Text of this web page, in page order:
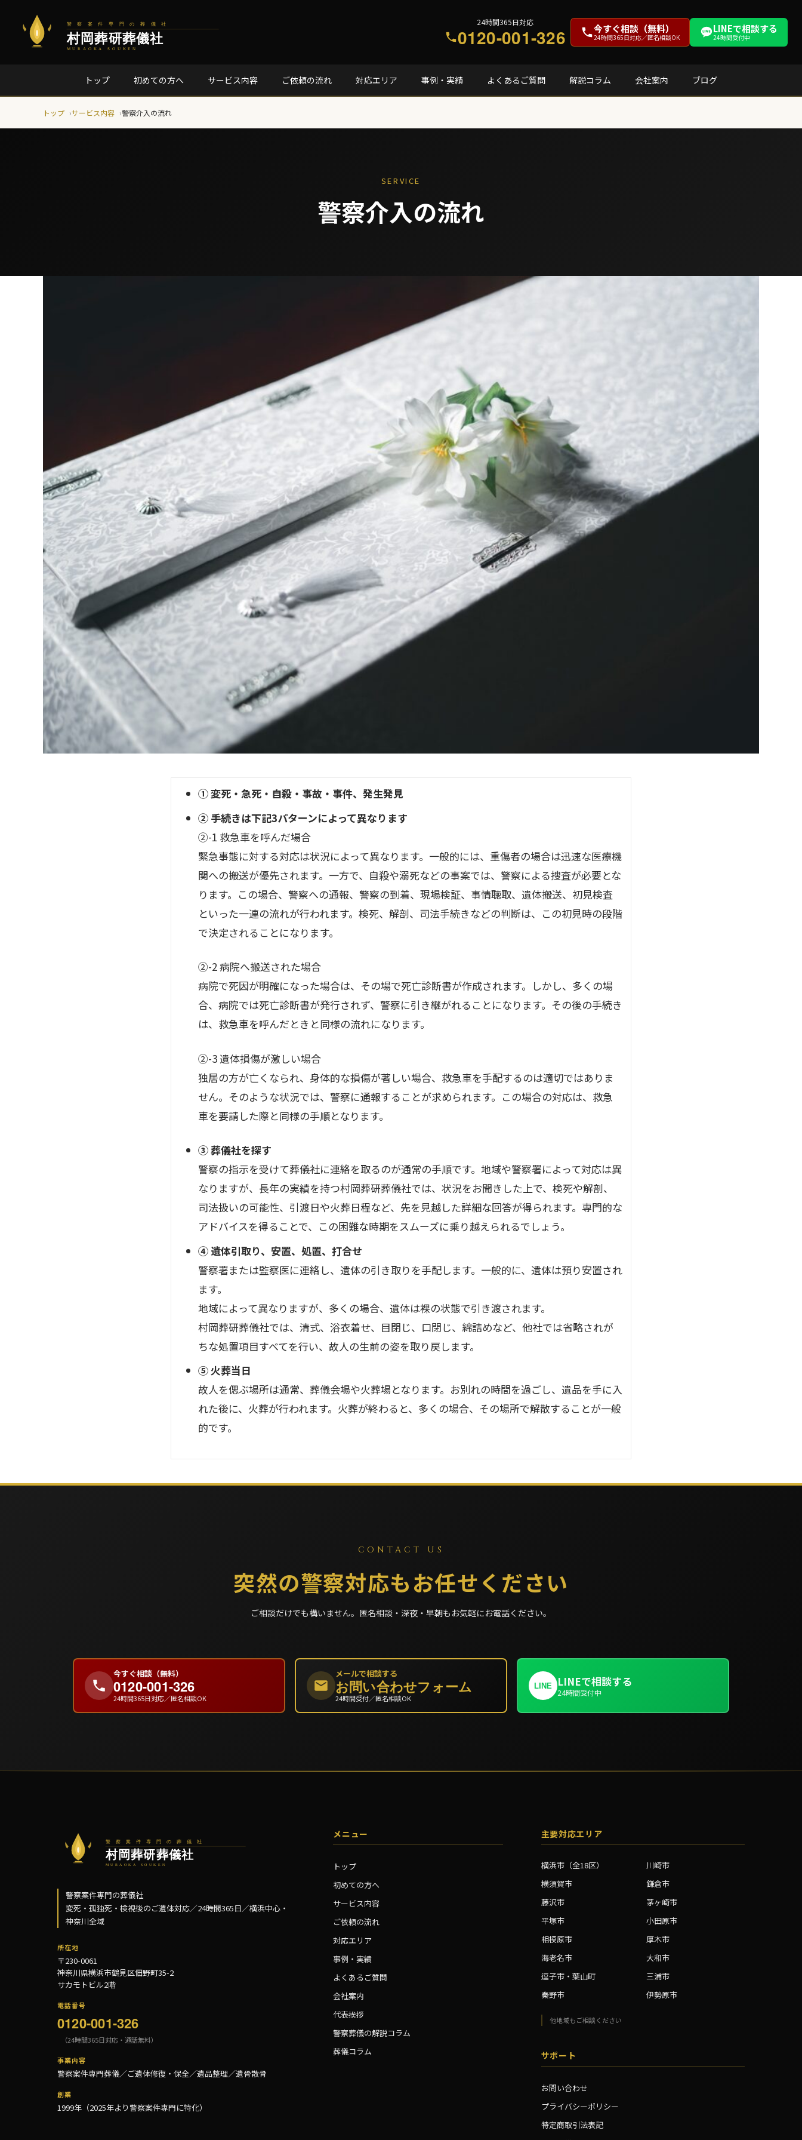
24時間365日対応
0120-001-326 今すぐ相談（無料）
24時間365日対応／匿名相談OK
LINEで相談する
24時間受付中
トップ 初めての方へ サービス内容 ご依頼の流れ 対応エリア 事例・実績 よくあるご質問 解説コラム 会社案内 ブログ
トップ サービス内容 警察介入の流れ
SERVICE
警察介入の流れ
① 変死・急死・自殺・事故・事件、発生発見
② 手続きは下記3パターンによって異なります
②-1 救急車を呼んだ場合
緊急事態に対する対応は状況によって異なります。一般的には、重傷者の場合は迅速な医療機
関への搬送が優先されます。一方で、自殺や溺死などの事案では、警察による捜査が必要とな
ります。この場合、警察への通報、警察の到着、現場検証、事情聴取、遺体搬送、初見検査
といった一連の流れが行われます。検死、解剖、司法手続きなどの判断は、この初見時の段階
で決定されることになります。
②-2 病院へ搬送された場合
病院で死因が明確になった場合は、その場で死亡診断書が作成されます。しかし、多くの場
合、病院では死亡診断書が発行されず、警察に引き継がれることになります。その後の手続き
は、救急車を呼んだときと同様の流れになります。
②-3 遺体損傷が激しい場合
独居の方が亡くなられ、身体的な損傷が著しい場合、救急車を手配するのは適切ではありま
せん。そのような状況では、警察に通報することが求められます。この場合の対応は、救急
車を要請した際と同様の手順となります。
③ 葬儀社を探す
警察の指示を受けて葬儀社に連絡を取るのが通常の手順です。地域や警察署によって対応は異
なりますが、長年の実績を持つ村岡葬研葬儀社では、状況をお聞きした上で、検死や解剖、
司法扱いの可能性、引渡日や火葬日程など、先を見越した詳細な回答が得られます。専門的な
アドバイスを得ることで、この困難な時期をスムーズに乗り越えられるでしょう。
④ 遺体引取り、安置、処置、打合せ
警察署または監察医に連絡し、遺体の引き取りを手配します。一般的に、遺体は預り安置され
ます。
地域によって異なりますが、多くの場合、遺体は裸の状態で引き渡されます。
村岡葬研葬儀社では、清式、浴衣着せ、目閉じ、口閉じ、綿詰めなど、他社では省略されが
ちな処置項目すべてを行い、故人の生前の姿を取り戻します。
⑤ 火葬当日
故人を偲ぶ場所は通常、葬儀会場や火葬場となります。お別れの時間を過ごし、遺品を手に入
れた後に、火葬が行われます。火葬が終わると、多くの場合、その場所で解散することが一般
的です。
CONTACT US
突然の警察対応もお任せください
ご相談だけでも構いません。匿名相談・深夜・早朝もお気軽にお電話ください。
今すぐ相談（無料）
0120-001-326
24時間365日対応／匿名相談OK
メールで相談する
お問い合わせフォーム
24時間受付／匿名相談OK
LINE LINEで相談する
24時間受付中
警察案件専門の葬儀社
変死・孤独死・検視後のご遺体対応／24時間365日／横浜中心・
神奈川全域
所在地
〒230-0061
神奈川県横浜市鶴見区佃野町35-2
サカモトビル2階
電話番号
0120-001-326
（24時間365日対応・通話無料）
事業内容
警察案件専門葬儀／ご遺体修復・保全／遺品整理／遺骨散骨
創業
1999年（2025年より警察案件専門に特化）
メニュー
トップ
初めての方へ
サービス内容
ご依頼の流れ
対応エリア
事例・実績
よくあるご質問
会社案内
代表挨拶
警察葬儀の解説コラム
葬儀コラム
主要対応エリア
横浜市（全18区）
川崎市
横須賀市
鎌倉市
藤沢市
茅ヶ崎市
平塚市
小田原市
相模原市
厚木市
海老名市
大和市
逗子市・葉山町
三浦市
秦野市
伊勢原市
他地域もご相談ください
サポート
お問い合わせ
プライバシーポリシー
特定商取引法表記